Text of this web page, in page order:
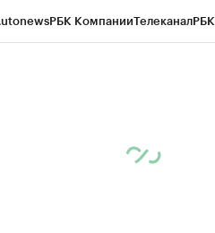
РБК КомпанииТелеканал